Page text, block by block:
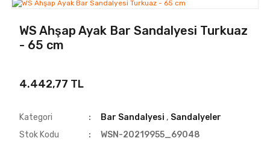
WS Ahşap Ayak Bar Sandalyesi Turkuaz
- 65 cm
4.442,77 TL
Kategori Bar Sandalyesi , Sandalyeler
Stok Kodu
WSN-20219955_69048